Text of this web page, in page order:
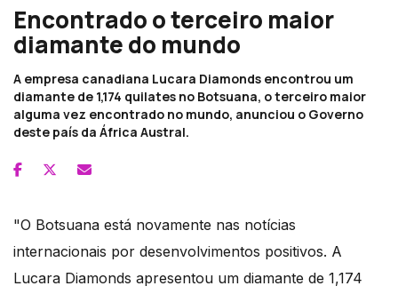
Encontrado o terceiro maior
diamante do mundo
A empresa canadiana Lucara Diamonds encontrou um
diamante de 1,174 quilates no Botsuana, o terceiro maior
alguma vez encontrado no mundo, anunciou o Governo
deste país da África Austral.
"O Botsuana está novamente nas notícias
internacionais por desenvolvimentos positivos. A
Lucara Diamonds apresentou um diamante de 1,174